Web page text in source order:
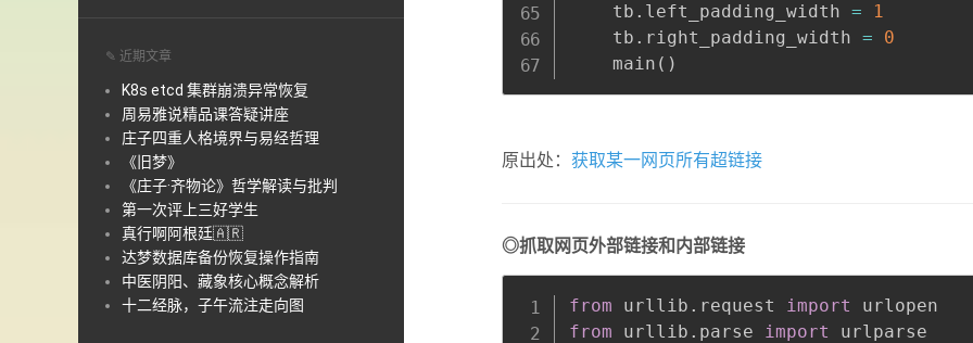
✎ 近期文章
K8s etcd 集群崩溃异常恢复
周易雅说精品课答疑讲座
庄子四重人格境界与易经哲理
《旧梦》
《庄子·齐物论》哲学解读与批判
第一次评上三好学生
真行啊阿根廷🇦🇷
达梦数据库备份恢复操作指南
中医阴阳、藏象核心概念解析
十二经脉，子午流注走向图
    tb
. left_padding_width =
1
    tb
. right_padding_width =
0
    main
( )
原出处： 获取某一网页所有超链接
◎抓取网页外部链接和内部链接
from urllib . request import
from urllib . parse import